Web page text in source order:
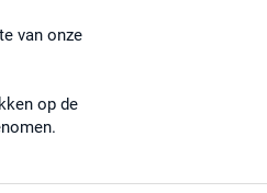
van onze
op de